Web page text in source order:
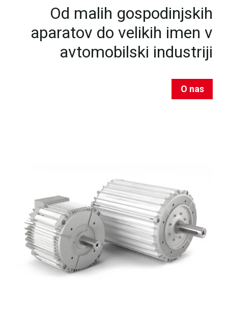
Od malih gospodinjskih
aparatov do velikih imen v
avtomobilski industriji
O nas